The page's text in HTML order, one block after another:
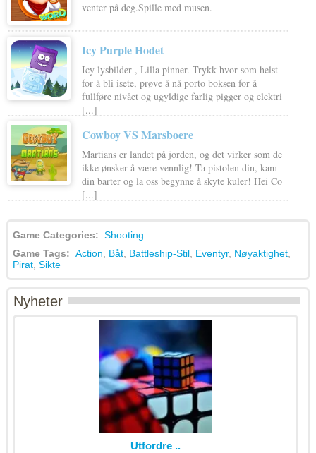
venter på deg.Spille med musen.
Icy Purple Hodet
Icy lysbilder , Lilla pinner. Trykk hvor som helst
for å bli isete, prøve å nå porto boksen for å
fullføre nivået og ugyldige farlig pigger og elektri
[...]
Cowboy VS Marsboere
Martians er landet på jorden, og det virker som de
ikke ønsker å være vennlig! Ta pistolen din, kam
din barter og la oss begynne å skyte kuler! Hei Co
[...]
Game Categories: Shooting
Game Tags: Action Båt, Battleship-Stil, Eventyr, Nøyaktighet,
Pirat, Sikte
Nyheter
Utfordre ..